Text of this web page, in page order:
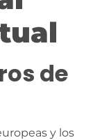
de
y los